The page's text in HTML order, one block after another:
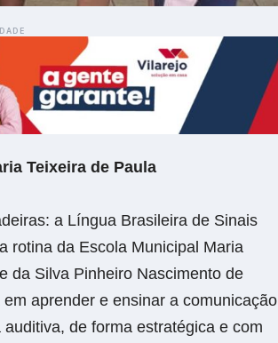
Teixeira de Paula
a Língua Brasileira de Sinais
rotina da Escola Municipal Maria
da Silva Pinheiro Nascimento de
aprender e ensinar a comunicação
auditiva, de forma estratégica e com